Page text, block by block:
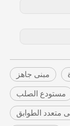
مبنى جاهز
مستودع الصلب
متعدد الطوابق